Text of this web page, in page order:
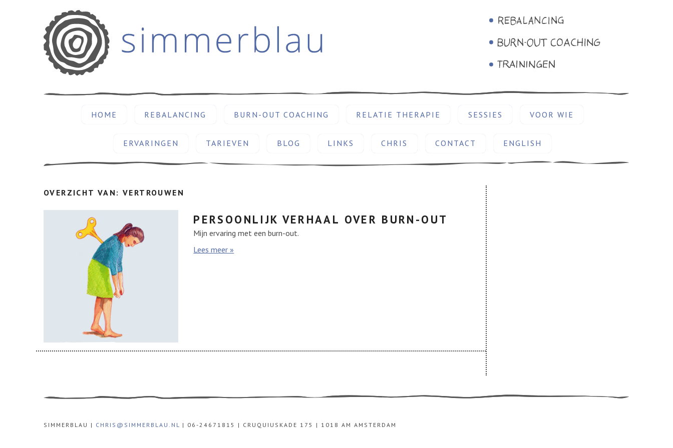
HOME REBALANCING BURN-OUT COACHING RELATIE THERAPIE SESSIES VOOR WIE
ERVARINGEN TARIEVEN BLOG LINKS CHRIS CONTACT ENGLISH
OVERZICHT VAN: VERTROUWEN
PERSOONLIJK VERHAAL OVER BURN-OUT
Mijn ervaring met een burn-out.
Lees meer »
SIMMERBLAU | CHRIS@SIMMERBLAU.NL | 06-24671815 | CRUQUIUSKADE 175 | 1018 AM AMSTERDAM